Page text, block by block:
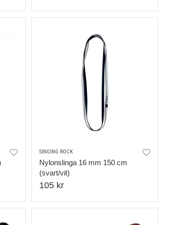
SINGING ROCK
Nylonslinga 16 mm 150 cm
(svart/vit)
105 kr